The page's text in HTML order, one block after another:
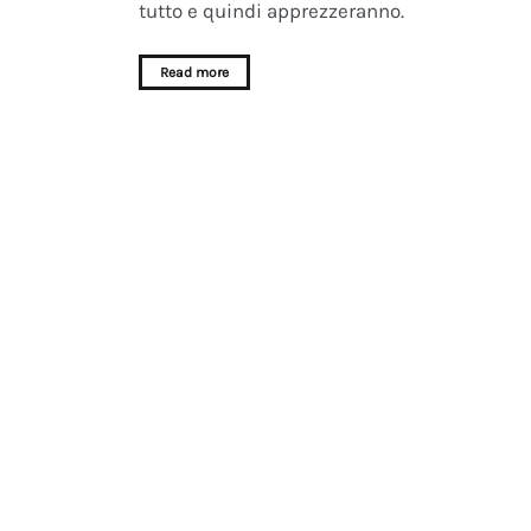
tutto e quindi apprezzeranno.
Read more